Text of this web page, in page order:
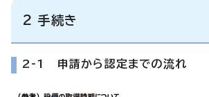
2 手続き
2-1 申請から認定までの流れ